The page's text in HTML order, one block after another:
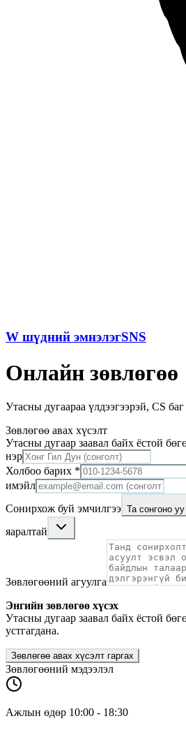
W шүдний эмнэлэгSNS
Онлайн зөвлөгөө
Утасны дугаараа үлдээгээрэй, CS
Зөвлөгөө авах хүсэлт
Утасны дугаар заавал байх ёстой
нэр
Холбоо барих *
имэйл
Сонирхож буй эмчилгээ Та сонгоно
яаралтай
Зөвлөгөөний агуулга
Энгийн зөвлөгөө хүсэх
Утасны дугаар заавал байх ёстой
устгагдана.
Зөвлөгөө авах хүсэлт гаргах
Зөвлөгөөний мэдээлэл
Ажлын өдөр 10:00 - 18:30